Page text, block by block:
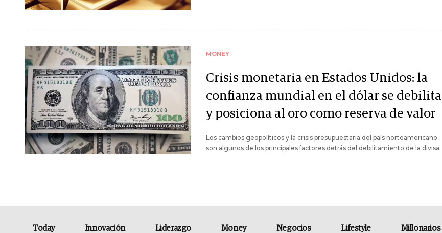
MONEY
Crisis monetaria en Estados Unidos: la
confianza mundial en el dólar se debilita
y posiciona al oro como reserva de valor
Los cambios geopolíticos y la crisis presupuestaria del país norteamericano
son algunos de los principales factores detrás del debilitamiento de la divisa.
Today Innovación Liderazgo Money Negocios Lifestyle Millonarios